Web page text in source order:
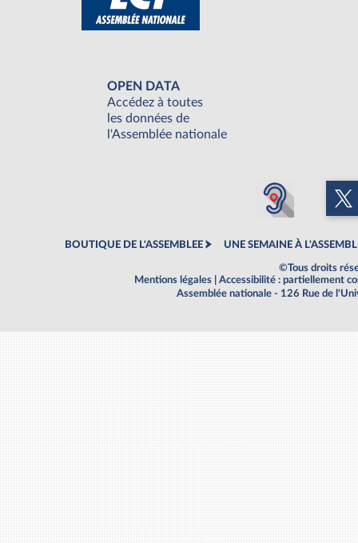
OPEN DATA
Accédez à toutes
les données de
l'Assemblée nationale
BOUTIQUE DE L'ASSEMBLEE UNE SEMAINE À
©Tous droits
Mentions légales
Accessibilité : partiellement
Assemblée nationale - 126 Rue de